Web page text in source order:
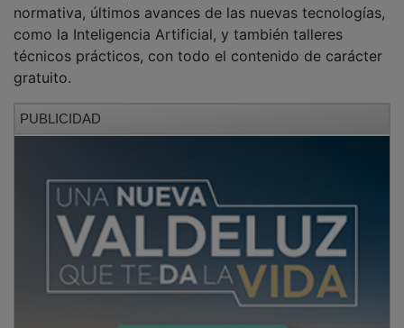
como la Inteligencia Artificial, y también talleres
técnicos prácticos, con todo el contenido de carácter
gratuito.